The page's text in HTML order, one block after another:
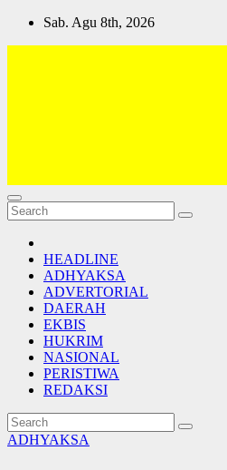
Skip
Sab. Agu 8th, 2026
Lativi News
Semua Jadi Teman
HEADLINE
ADHYAKSA
ADVERTORIAL
DAERAH
EKBIS
HUKRIM
NASIONAL
PERISTIWA
REDAKSI
ADHYAKSA